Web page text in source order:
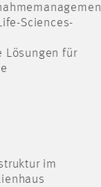
Sciences-
Lösungen für
im